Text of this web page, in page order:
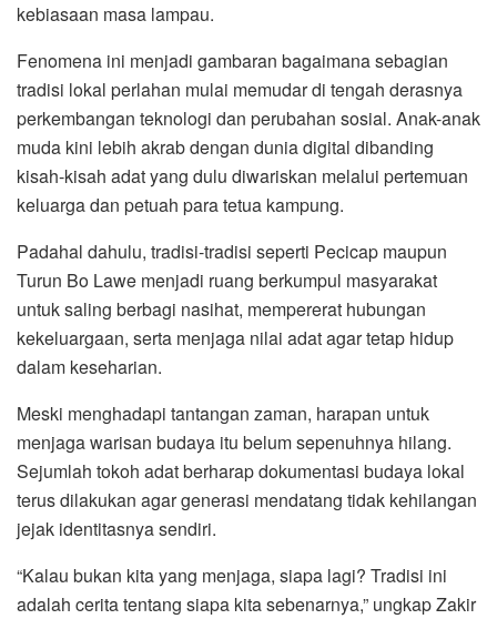
kebiasaan masa lampau.
Fenomena ini menjadi gambaran bagaimana sebagian
tradisi lokal perlahan mulai memudar di tengah derasnya
perkembangan teknologi dan perubahan sosial. Anak-anak
muda kini lebih akrab dengan dunia digital dibanding
kisah-kisah adat yang dulu diwariskan melalui pertemuan
keluarga dan petuah para tetua kampung.
Padahal dahulu, tradisi-tradisi seperti Pecicap maupun
Turun Bo Lawe menjadi ruang berkumpul masyarakat
untuk saling berbagi nasihat, mempererat hubungan
kekeluargaan, serta menjaga nilai adat agar tetap hidup
dalam keseharian.
Meski menghadapi tantangan zaman, harapan untuk
menjaga warisan budaya itu belum sepenuhnya hilang.
Sejumlah tokoh adat berharap dokumentasi budaya lokal
terus dilakukan agar generasi mendatang tidak kehilangan
jejak identitasnya sendiri.
“Kalau bukan kita yang menjaga, siapa lagi? Tradisi ini
adalah cerita tentang siapa kita sebenarnya,” ungkap Zakir